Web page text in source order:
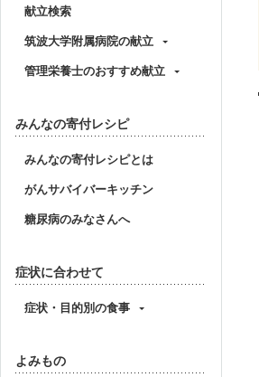
献立検索
筑波大学附属病院の献立
管理栄養士のおすすめ献立
みんなの寄付レシピ
みんなの寄付レシピとは
がんサバイバーキッチン
糖尿病のみなさんへ
症状に合わせて
症状・目的別の食事
よみもの